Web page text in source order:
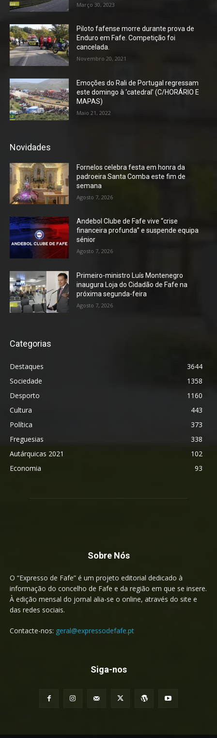
Março 30, 2023
Piloto fafense morre durante prova de
Enduro em Fafe. Competição foi
cancelada.
Novembro 20, 2021
Emoções do Rali de Portugal regressam
este domingo à ‘catedral’ (C/HORÁRIO E
MAPAS)
Maio 21, 2022
Novidades
Fornelos celebra festa em honra da
padroeira Santa Comba este fim de
semana
Agosto 7, 2026
Andebol Clube de Fafe vive “crise
financeira profunda” e suspende equipa
sénior
Agosto 7, 2026
Primeiro-ministro Luís Montenegro
inaugura Loja do Cidadão de Fafe na
próxima segunda-feira
Agosto 7, 2026
Categorias
Destaques
3644
Sociedade
1358
Desporto
1160
Cultura
443
Política
373
Freguesias
338
Autárquicas 2021
102
Economia
93
Sobre Nós
O “Expresso de Fafe” é um projeto editorial dedicado à
informação do concelho de Fafe e da região em que se insere.
À edição mensal do jornal alia-se o online, através do site e
das redes sociais.
Contacte-nos: geral@expressodefafe.pt
Siga-nos